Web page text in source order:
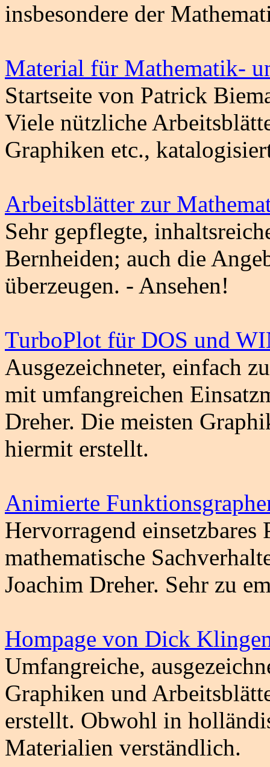
insbesondere der
Material für Mathematik-
Startseite von Patrick
Viele nützliche
Graphiken etc.,
Arbeitsblätter zur
Sehr gepflegte,
Bernheiden; auch die
überzeugen. - Ansehen!
TurboPlot für DOS und
Ausgezeichneter, einfach
mit umfangreichen
Dreher. Die meisten
hiermit erstellt.
Animierte
Hervorragend einsetzbares
mathematische
Joachim Dreher. Sehr zu
Hompage von Dick
Umfangreiche,
Graphiken und
erstellt. Obwohl in
Materialien verständlich.